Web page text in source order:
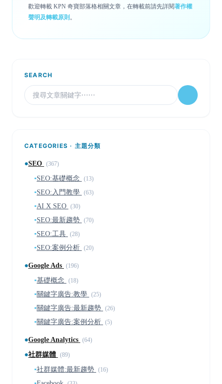
歡迎轉載 KPN 奇寶部落格相關文章，在轉載前請先詳閱著作權
聲明及轉載原則 。
SEARCH
CATEGORIES · 主題分類
●SEO (367)
▪SEO:基礎概念 (13)
▪SEO:入門教學 (63)
▪AI X SEO (30)
▪SEO:最新趨勢 (70)
▪SEO:工具 (28)
▪SEO:案例分析 (20)
●Google Ads (196)
▪基礎概念 (18)
▪關鍵字廣告:教學 (25)
▪關鍵字廣告:最新趨勢 (26)
▪關鍵字廣告:案例分析 (5)
●Google Analytics (64)
●社群媒體 (89)
▪社群媒體:最新趨勢 (16)